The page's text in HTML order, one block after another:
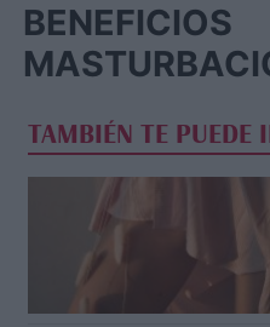
BENEFICIOS
TAMBIÉN TE PUEDE